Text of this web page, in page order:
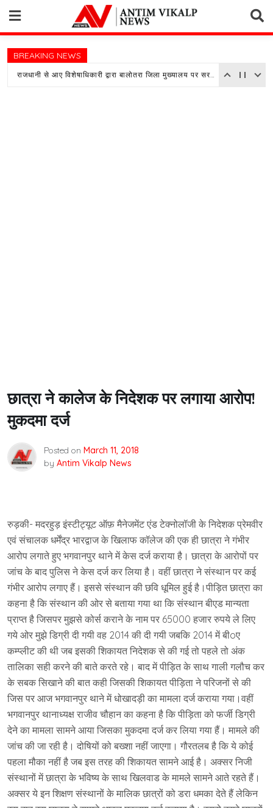
content
BREAKING NEWS
राजधानी से आए विशेषाधिकारी द्वारा बालोतरा जिला मुख्यालय पर सरकारी अस्पताल का किया औचक निरीक्षण
छात्रा ने कालेज के निदेशक पर लगाया आरोप!
मुकदमा दर्ज
Posted on March 11, 2018
by Antim Vikalp News
रुड़की- मदरहुड़ इंस्टीट्यूट ऑफ़ मैनेजमेंट एंड टेक्नोलॉजी के निदेशक प्रेमवीर
एवं संचालक धर्मेंद्र भारद्वाज के खिलाफ कॉलेज की एक ही छात्रा ने गंभीर
आरोप लगाते हुए भगवानपुर थाने में केस दर्ज कराया है। छात्रा के आरोपों पर
जांच के बाद पुलिस ने केस दर्ज कर लिया है। वहीं छात्रा ने संस्थान पर कई
गंभीर आरोप लगाए हैं। इससे संस्थान की छवि धूमिल हुई है।पीड़ित छात्रा का
कहना है कि संस्थान की ओर से बताया गया था कि संस्थान बीएड मान्यता
प्राप्त है जिसपर मुझसे कोर्स कराने के नाम पर 65000 हजार रुपये ले लिए
गये ओर मुझे डिग्री दी गयी वह 2014 की दी गयी जबकि 2014 में बीoए
कम्प्लीट की थी जब इसकी शिकायत निदेशक से की गई तो पहले तो अंक
तालिका सही करने की बाते करते रहे। बाद में पीड़ित के साथ गाली गलौच कर
के सबक सिखाने की बात कही जिसकी शिकायत पीड़िता ने परिजनों से की
जिस पर आज भगवानपुर थाने में धोखादड़ी का मामला दर्ज कराया गया।वहीं
भगवानपुर थानाध्यक्ष राजीव चौहान का कहना है कि पीड़िता को फर्जी डिग्री
देने का मामला सामने आया जिसका मुकदमा दर्ज कर लिया गया हैं। मामले की
जांच की जा रही है। दोषियों को बख्शा नहीं जाएगा। गौरतलब है कि ये कोई
पहला मौका नहीं है जब इस तरह की शिकायत सामने आई है। अक्सर निजी
संस्थानों में छात्रा के भविष्य के साथ खिलवाड के मामले सामने आते रहते हैं।
अक्सर ये इन शिक्षण संस्थानों के मालिक छात्रों को डरा धमका देते हैं लेकिन